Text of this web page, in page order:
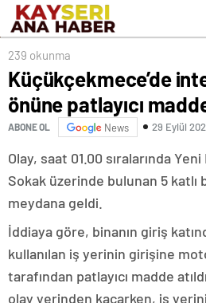
239 okunma
Küçükçekmece’de
önüne patlayıcı
ABONE OL News 29 Eylül
Olay, saat 01.00 sıralarında
Sokak üzerinde bulunan 5 katlı
meydana geldi.
İddiaya göre, binanın giriş
kullanılan iş yerinin girişine
tarafından patlayıcı madde
olay yerinden kaçarken, iş